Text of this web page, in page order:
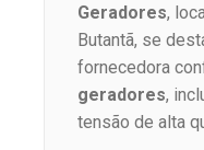
Geradores,
Butantã, se
fornecedora
geradores,
tensão de alta